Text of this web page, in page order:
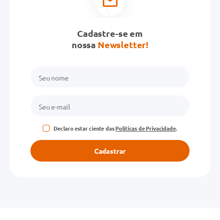
Cadastre-se em
nossa Newsletter!
Declaro estar ciente dasPolíticas de Privacidade.
Cadastrar